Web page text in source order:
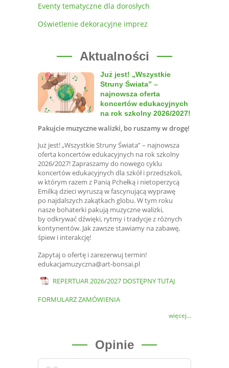
Eventy tematyczne dla dorosłych
Oświetlenie dekoracyjne imprez
Aktualności
Już jest! „Wszystkie
Struny Świata” –
najnowsza oferta
koncertów edukacyjnych
na rok szkolny 2026/2027!
Pakujcie muzyczne walizki, bo ruszamy w drogę!
Już jest! „Wszystkie Struny Świata” – najnowsza
oferta koncertów edukacyjnych na rok szkolny
2026/2027! Zapraszamy do nowego cyklu
koncertów edukacyjnych dla szkół i przedszkoli,
w którym razem z Panią Pchełką i nietoperzycą
Emilką dzieci wyruszą w fascynującą wyprawę
po najdalszych zakątkach globu. W tym roku
nasze bohaterki pakują muzyczne walizki,
by odkrywać dźwięki, rytmy i tradycje z różnych
kontynentów. Jak zawsze stawiamy na zabawę,
śpiew i interakcję!
Zapytaj o ofertę i zarezerwuj termin!
edukacjamuzyczna@art-bonsai.pl
REPERTUAR 2026/2027 DOSTĘPNY TUTAJ
FORMULARZ ZAMÓWIENIA
więcej...
Opinie